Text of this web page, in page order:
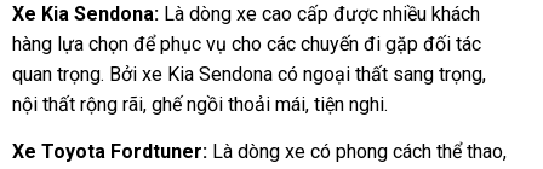
Xe Kia Sendona: Là dòng xe cao cấp được nhiều khách
hàng lựa chọn để phục vụ cho các chuyến đi gặp đối tác
quan trọng. Bởi xe Kia Sendona có ngoại thất sang trọng,
nội thất rộng rãi, ghế ngồi thoải mái, tiện nghi.
Xe Toyota Fordtuner: Là dòng xe có phong cách thể thao,